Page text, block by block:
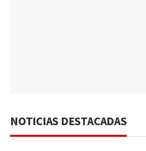
NOTICIAS DESTACADAS